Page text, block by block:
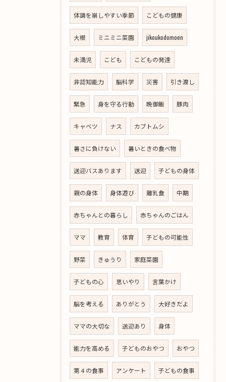
体調を崩しやすい季節 こどもの健康
大根 ミニミニ菜園 jikoukodomoen
未満児 こども こどもの発達
非認知能力 脳科学 災害 引き渡し
緊急 身を守る行動 晩御飯 豚肉
キャベツ ナス カブトムシ
暑さに負けない 暑いときの食べ物
送迎バスあります 送迎 子どもの身体
親の身体 身体遊び 離乳食 中期
赤ちゃんとの暮らし 赤ちゃんのごはん
ママ 教育 体育 子どもの可能性
野菜 きゅうり 家庭菜園
子どもの心 思いやり 言葉かけ
脳を考える ありがとう 大好きだよ
ママの大切な 送迎あり 身体
能力を高める 子どものおやつ おやつ
第４の食事 アンケート 子どもの食事